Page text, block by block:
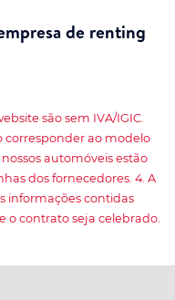
de renting
são sem IVA/IGIC.
corresponder ao modelo
automóveis estão
dos fornecedores. 4. A
informações contidas
o contrato seja celebrado.